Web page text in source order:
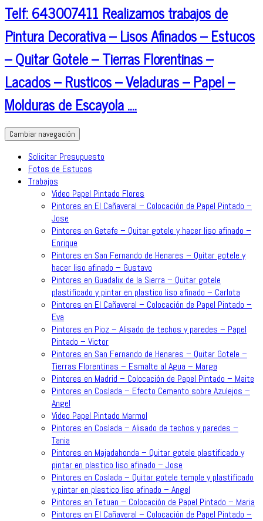
Telf: 643007411 Realizamos trabajos de
Pintura Decorativa – Lisos Afinados – Estucos
– Quitar Gotele – Tierras Florentinas –
Lacados – Rusticos – Veladuras – Papel –
Molduras de Escayola ….
Cambiar navegación
Solicitar Presupuesto
Fotos de Estucos
Trabajos
Video Papel Pintado Flores
Pintores en El Cañaveral – Colocación de Papel Pintado –
Jose
Pintores en Getafe – Quitar gotele y hacer liso afinado –
Enrique
Pintores en San Fernando de Henares – Quitar gotele y
hacer liso afinado – Gustavo
Pintores en Guadalix de la Sierra – Quitar gotele
plastificado y pintar en plastico liso afinado – Carlota
Pintores en El Cañaveral – Colocación de Papel Pintado –
Eva
Pintores en Pioz – Alisado de techos y paredes – Papel
Pintado – Victor
Pintores en San Fernando de Henares – Quitar Gotele –
Tierras Florentinas – Esmalte al Agua – Marga
Pintores en Madrid – Colocación de Papel Pintado – Maite
Pintores en Coslada – Efecto Cemento sobre Azulejos –
Angel
Video Papel Pintado Marmol
Pintores en Coslada – Alisado de techos y paredes –
Tania
Pintores en Majadahonda – Quitar gotele plastificado y
pintar en plastico liso afinado – Jose
Pintores en Coslada – Quitar gotele temple y plastificado
y pintar en plastico liso afinado – Angel
Pintores en Tetuan – Colocación de Papel Pintado – Maria
Pintores en El Cañaveral – Colocación de Papel Pintado –